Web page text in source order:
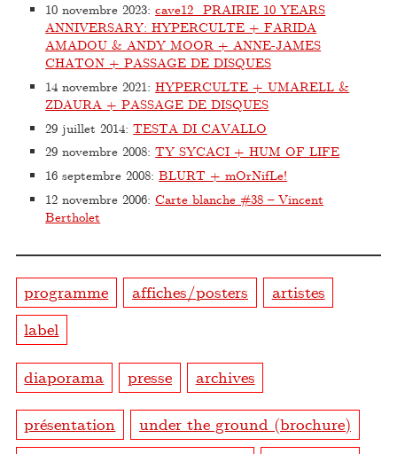
10 novembre 2023:cave12_PRAIRIE 10 YEARS
ANNIVERSARY: HYPERCULTE + FARIDA
AMADOU & ANDY MOOR + ANNE-JAMES
CHATON + PASSAGE DE DISQUES
14 novembre 2021:HYPERCULTE + UMARELL &
ZDAURA + PASSAGE DE DISQUES
29 juillet 2014:TESTA DI CAVALLO
29 novembre 2008:TY SYCACI + HUM OF LIFE
16 septembre 2008:BLURT + mOrNifLe!
12 novembre 2006:Carte blanche #38 – Vincent
Bertholet
programme affiches/posters
artistes
label
diaporama presse archives
présentation
under the ground (brochure)